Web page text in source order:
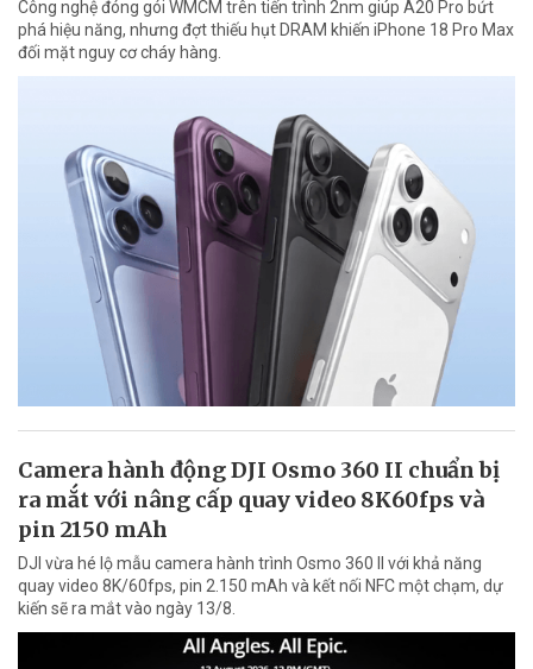
Công nghệ đóng gói WMCM trên tiến trình 2nm giúp A20 Pro bứt
phá hiệu năng, nhưng đợt thiếu hụt DRAM khiến iPhone 18 Pro Max
đối mặt nguy cơ cháy hàng.
Camera hành động DJI Osmo 360 II chuẩn bị
ra mắt với nâng cấp quay video 8K60fps và
pin 2150 mAh
DJI vừa hé lộ mẫu camera hành trình Osmo 360 II với khả năng
quay video 8K/60fps, pin 2.150 mAh và kết nối NFC một chạm, dự
kiến sẽ ra mắt vào ngày 13/8.